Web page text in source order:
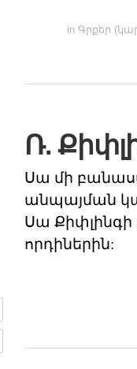
in Գրքեր
Ռ.
Սա մի
անպայման
Սա Քիփլինգի
որդիներին: